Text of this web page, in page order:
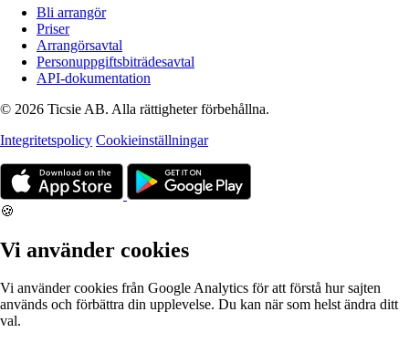
Bli arrangör
Priser
Arrangörsavtal
Personuppgiftsbiträdesavtal
API-dokumentation
© 2026 Ticsie AB. Alla rättigheter förbehållna.
Integritetspolicy Cookieinställningar
🍪
Vi använder cookies
Vi använder cookies från Google Analytics för att förstå hur sajten
används och förbättra din upplevelse. Du kan när som helst ändra ditt
val.